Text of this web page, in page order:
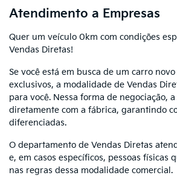
Atendimento a Empresas
Quer um veículo 0km com condições
Vendas Diretas!
Se você está em busca de um carro
exclusivos, a modalidade de Vendas
para você. Nessa forma de negociação,
diretamente com a fábrica, garantindo
diferenciadas.
O departamento de Vendas Diretas
e, em casos específicos, pessoas físicas
nas regras dessa modalidade comercial.